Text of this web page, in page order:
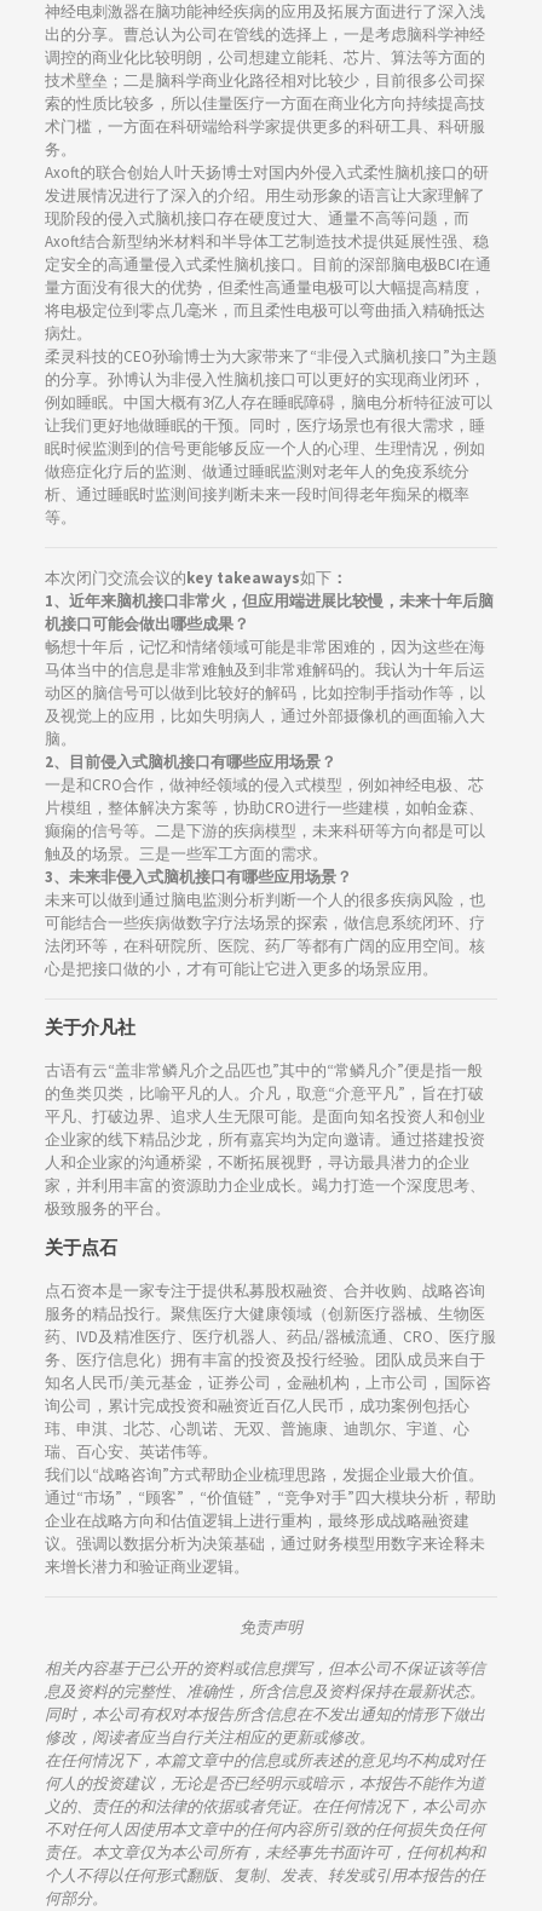
神经电刺激器在脑功能神经疾病的应用及拓展方面进行了深入浅
出的分享。曹总认为公司在管线的选择上，一是考虑脑科学神经
调控的商业化比较明朗，公司想建立能耗、芯片、算法等方面的
技术壁垒；二是脑科学商业化路径相对比较少，目前很多公司探
索的性质比较多，所以佳量医疗一方面在商业化方向持续提高技
术门槛，一方面在科研端给科学家提供更多的科研工具、科研服
务。
Axoft的联合创始人叶天扬博士对国内外侵入式柔性脑机接口的研
发进展情况进行了深入的介绍。用生动形象的语言让大家理解了
现阶段的侵入式脑机接口存在硬度过大、通量不高等问题，而
Axoft结合新型纳米材料和半导体工艺制造技术提供延展性强、稳
定安全的高通量侵入式柔性脑机接口。目前的深部脑电极BCI在通
量方面没有很大的优势，但柔性高通量电极可以大幅提高精度，
将电极定位到零点几毫米，而且柔性电极可以弯曲插入精确抵达
病灶。
柔灵科技的CEO孙瑜博士为大家带来了“非侵入式脑机接口”为主题
的分享。孙博认为非侵入性脑机接口可以更好的实现商业闭环，
例如睡眠。中国大概有3亿人存在睡眠障碍，脑电分析特征波可以
让我们更好地做睡眠的干预。同时，医疗场景也有很大需求，睡
眠时候监测到的信号更能够反应一个人的心理、生理情况，例如
做癌症化疗后的监测、做通过睡眠监测对老年人的免疫系统分
析、通过睡眠时监测间接判断未来一段时间得老年痴呆的概率
等。
本次闭门交流会议的key takeaways如下：
1、近年来脑机接口非常火，但应用端进展比较慢，未来十年后脑
机接口可能会做出哪些成果？
畅想十年后，记忆和情绪领域可能是非常困难的，因为这些在海
马体当中的信息是非常难触及到非常难解码的。我认为十年后运
动区的脑信号可以做到比较好的解码，比如控制手指动作等，以
及视觉上的应用，比如失明病人，通过外部摄像机的画面输入大
脑。
2、目前侵入式脑机接口有哪些应用场景？
一是和CRO合作，做神经领域的侵入式模型，例如神经电极、芯
片模组，整体解决方案等，协助CRO进行一些建模，如帕金森、
癫痫的信号等。二是下游的疾病模型，未来科研等方向都是可以
触及的场景。三是一些军工方面的需求。
3、未来非侵入式脑机接口有哪些应用场景？
未来可以做到通过脑电监测分析判断一个人的很多疾病风险，也
可能结合一些疾病做数字疗法场景的探索，做信息系统闭环、疗
法闭环等，在科研院所、医院、药厂等都有广阔的应用空间。核
心是把接口做的小，才有可能让它进入更多的场景应用。
关于介凡社
古语有云“盖非常鳞凡介之品匹也”其中的“常鳞凡介”便是指一般
的鱼类贝类，比喻平凡的人。介凡，取意“介意平凡”，旨在打破
平凡、打破边界、追求人生无限可能。是面向知名投资人和创业
企业家的线下精品沙龙，所有嘉宾均为定向邀请。通过搭建投资
人和企业家的沟通桥梁，不断拓展视野，寻访最具潜力的企业
家，并利用丰富的资源助力企业成长。竭力打造一个深度思考、
极致服务的平台。
关于点石
点石资本是一家专注于提供私募股权融资、合并收购、战略咨询
服务的精品投行。聚焦医疗大健康领域（创新医疗器械、生物医
药、IVD及精准医疗、医疗机器人、药品/器械流通、CRO、医疗服
务、医疗信息化）拥有丰富的投资及投行经验。团队成员来自于
知名人民币/美元基金，证券公司，金融机构，上市公司，国际咨
询公司，累计完成投资和融资近百亿人民币，成功案例包括心
玮、申淇、北芯、心凯诺、无双、普施康、迪凯尔、宇道、心
瑞、百心安、英诺伟等。
我们以“战略咨询”方式帮助企业梳理思路，发掘企业最大价值。
通过“市场”，“顾客”，“价值链”，“竞争对手”四大模块分析，帮助
企业在战略方向和估值逻辑上进行重构，最终形成战略融资建
议。强调以数据分析为决策基础，通过财务模型用数字来诠释未
来增长潜力和验证商业逻辑。
免责声明
相关内容基于已公开的资料或信息撰写，但本公司不保证该等信
息及资料的完整性、准确性，所含信息及资料保持在最新状态。
同时，本公司有权对本报告所含信息在不发出通知的情形下做出
修改，阅读者应当自行关注相应的更新或修改。
在任何情况下，本篇文章中的信息或所表述的意见均不构成对任
何人的投资建议，无论是否已经明示或暗示，本报告不能作为道
义的、责任的和法律的依据或者凭证。在任何情况下，本公司亦
不对任何人因使用本文章中的任何内容所引致的任何损失负任何
责任。本文章仅为本公司所有，未经事先书面许可，任何机构和
个人不得以任何形式翻版、复制、发表、转发或引用本报告的任
何部分。